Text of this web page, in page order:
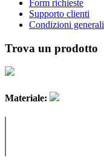
Form richieste
Supporto clienti
Condizioni generali
Trova un prodotto
Materiale: